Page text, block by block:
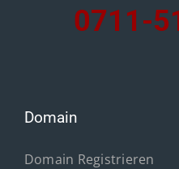
0711-
Domain
Domain Registrieren